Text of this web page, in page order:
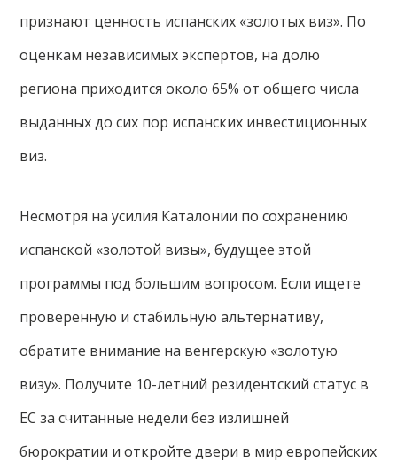
признают ценность испанских «золотых виз». По
оценкам независимых экспертов, на долю
региона приходится около 65% от общего числа
выданных до сих пор испанских инвестиционных
виз.
Несмотря на усилия Каталонии по сохранению
испанской «золотой визы», будущее этой
программы под большим вопросом. Если ищете
проверенную и стабильную альтернативу,
обратите внимание на венгерскую «золотую
визу». Получите 10-летний резидентский статус в
ЕС за считанные недели без излишней
бюрократии и откройте двери в мир европейских